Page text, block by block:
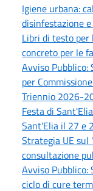
Igiene urbana:
disinfestazione
Libri di testo per
concreto per le
Avviso
per
Triennio 2026-
Festa di
Sant'Elia il 27 e
Strategia UE
consultazione
Avviso
ciclo di cure